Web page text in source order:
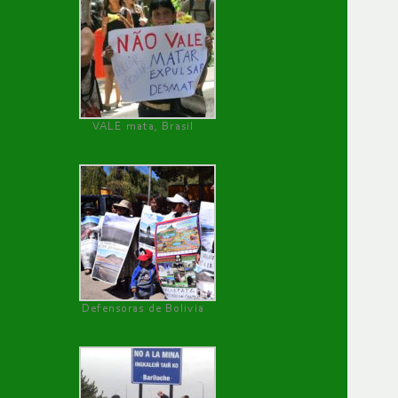
VALE mata, Brasil
Defensoras de Bolivia